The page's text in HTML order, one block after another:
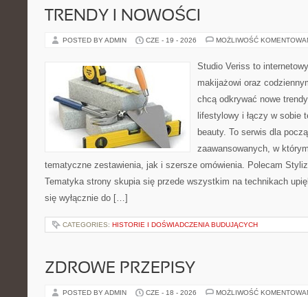
TRENDY I NOWOŚCI
POSTED BY ADMIN CZE - 19 - 2026 MOŻLIWOŚĆ
Studio Veriss to
makijażowi oraz
chcą odkrywać nowe
lifestylowy i łączy w sobie
beauty. To serwis dla
zaawansowanych, w
tematyczne zestawienia, jak i szersze omówienia. Polecam
Tematyka strony skupia się przede wszystkim na technikach
się wyłącznie do […]
CATEGORIES: HISTORIE I DOŚWIADCZENIA BUDUJĄCYCH
ZDROWE PRZEPISY
POSTED BY ADMIN CZE - 18 - 2026 MOŻLIWOŚĆ